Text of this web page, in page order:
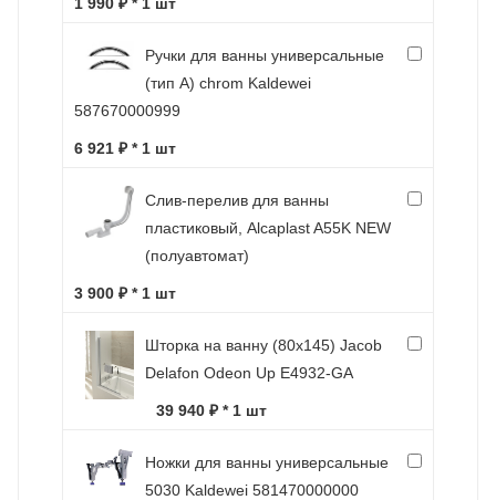
Ручки для ванны универсальные
(тип А) chrom Kaldewei
587670000999
6 921 ₽ * 1 шт
Слив-перелив для ванны
пластиковый, Alcaplast A55K NEW
(полуавтомат)
3 900 ₽ * 1 шт
Шторка на ванну (80х145) Jacob
Delafon Odeon Up E4932-GA
39 940 ₽ * 1 шт
Ножки для ванны универсальные
5030 Kaldewei 581470000000